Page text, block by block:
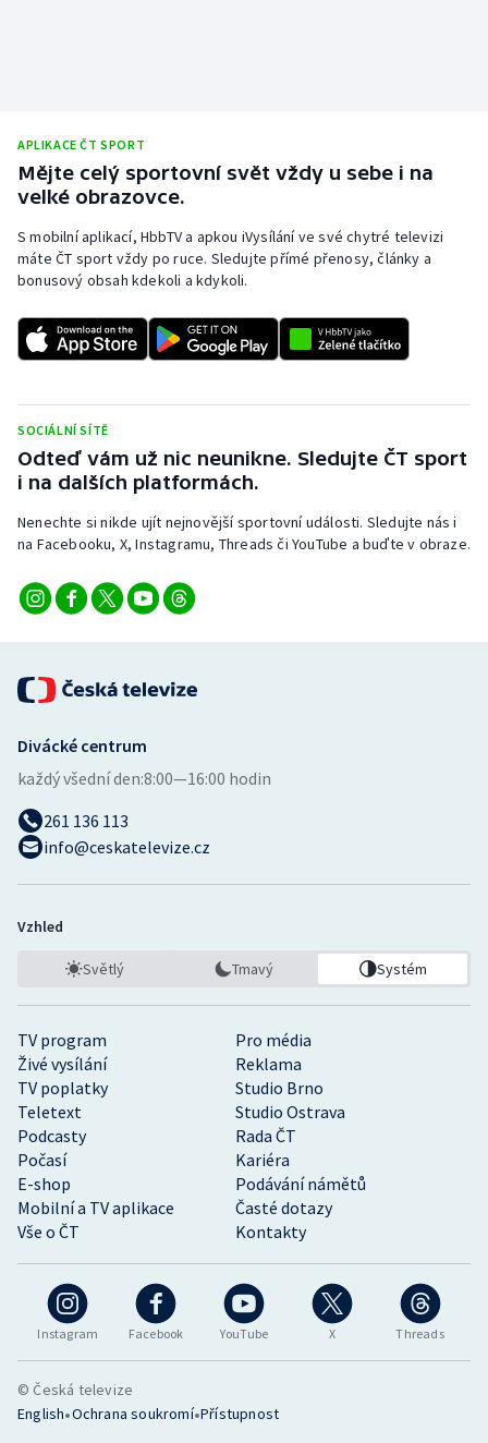
APLIKACE ČT SPORT
Mějte celý sportovní svět vždy u sebe i na
velké obrazovce.
S mobilní aplikací, HbbTV a apkou iVysílání ve své chytré televizi
máte ČT sport vždy po ruce. Sledujte přímé přenosy, články a
bonusový obsah kdekoli a kdykoli.
SOCIÁLNÍ SÍTĚ
Odteď vám už nic neunikne. Sledujte ČT sport
i na dalších platformách.
Nenechte si nikde ujít nejnovější sportovní události. Sledujte nás i
na Facebooku, X, Instagramu, Threads či YouTube a buďte v obraze.
Instagram Facebook YouTube X Threads
TV program
Pro média
Živé vysílání
Reklama
TV poplatky
Studio Brno
Teletext
Studio Ostrava
Podcasty
Rada ČT
Počasí
Kariéra
E-shop
Podávání námětů
Mobilní a TV aplikace
Časté dotazy
Vše o ČT
Kontakty
Divácké centrum
každý všední den:8:00—16:00 hodin
261 136 113
info@ceskatelevize.cz
Vzhled
Světlý Tmavý Systém
© Česká televize
English•Ochrana soukromí•Přístupnost